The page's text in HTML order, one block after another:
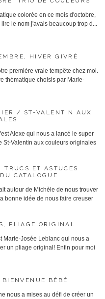
colorée en ce mois d'octobre,
le nom j'avais beaucoup trop d...
HIVER GIVRÉ
première vraie tempête chez moi.
thématique choisis par Marie-
/ ST-VALENTIN AUX
Alexe qui nous a lancé le super
St-Valentin aux couleurs originales
ET ASTUCES
CATALOGUE
autour de Michèle de nous trouver
bonne idée de nous faire creuser
PLIAGE ORIGINAL
Marie-Josée Leblanc qui nous a
un pliage original! Enfin pour moi
BÉBÉ
nous a mises au défi de créer un